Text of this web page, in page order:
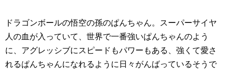
ドラゴンボールの悟空の孫のぱんちゃん。スーパーサイヤ
人の血が入っていて、世界で一番強いぱんちゃんのよう
に、アグレッシブにスピードもパワーもある、強くて愛さ
れるぱんちゃんになれるように日々がんばっているそうで